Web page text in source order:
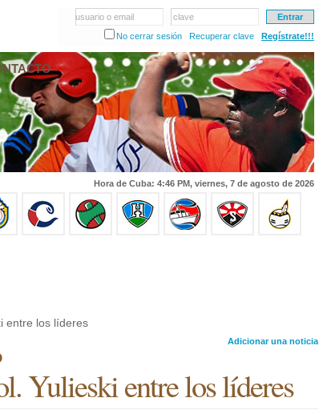
usuario o email
clave
No cerrar sesión
Recuperar clave Regístrate!!!
Hora de Cuba: 4:46 PM, viernes, 7 de agosto de 2026
entre los líderes
Adicionar una noticia
Yulieski entre los líderes